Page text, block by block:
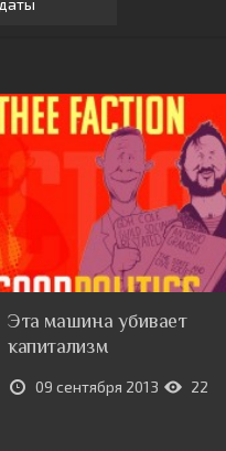
Эта машина убивает
капитализм
09 сентября 2013 22